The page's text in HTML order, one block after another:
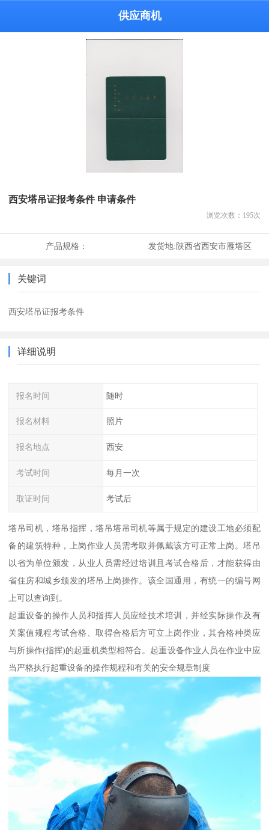
供应商机
西安塔吊证报考条件 申请条件
浏览次数： 195次
产品规格： 发货地:陕西省西安市雁塔区
关键词
西安塔吊证报考条件
详细说明
报名时间 随时
报名材料 照片
报名地点 西安
考试时间 每月一次
取证时间 考试后
塔吊司机，塔吊指挥，塔吊塔吊司机等属于规定的建设工地必须配
备的建筑特种，上岗作业人员需考取并佩戴该方可正常上岗。塔吊
以省为单位颁发，从业人员需经过培训且考试合格后，才能获得由
省住房和城乡颁发的塔吊上岗操作。该全国通用，有统一的编号网
上可以查询到。
起重设备的操作人员和指挥人员应经技术培训，并经实际操作及有
关案值规程考试合格、取得合格后方可立上岗作业，其合格种类应
与所操作(指挥)的起重机类型相符合。起重设备作业人员在作业中应
当严格执行起重设备的操作规程和有关的安全规章制度